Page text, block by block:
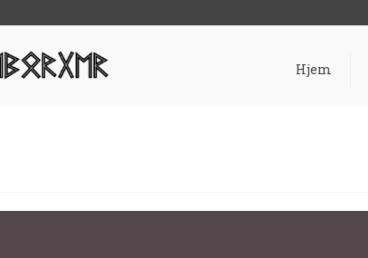
Hjem